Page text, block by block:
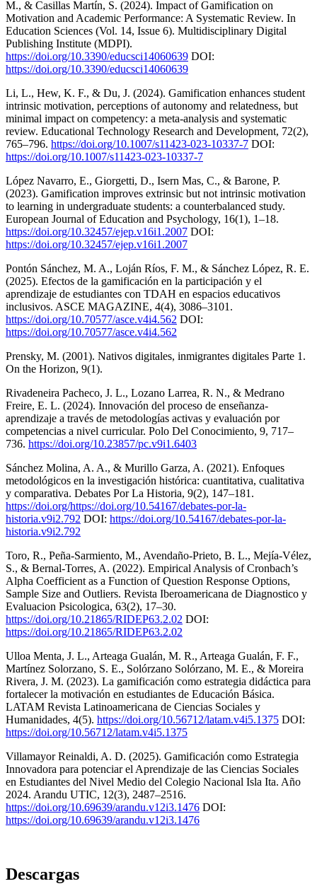
M., & Casillas Martín, S. (2024). Impact of Gamification on
Motivation and Academic Performance: A Systematic Review. In
Education Sciences (Vol. 14, Issue 6). Multidisciplinary Digital
Publishing Institute (MDPI).
https://doi.org/10.3390/educsci14060639 DOI:
https://doi.org/10.3390/educsci14060639
Li, L., Hew, K. F., & Du, J. (2024). Gamification enhances student
intrinsic motivation, perceptions of autonomy and relatedness, but
minimal impact on competency: a meta-analysis and systematic
review. Educational Technology Research and Development, 72(2),
765–796. https://doi.org/10.1007/s11423-023-10337-7 DOI:
https://doi.org/10.1007/s11423-023-10337-7
López Navarro, E., Giorgetti, D., Isern Mas, C., & Barone, P.
(2023). Gamification improves extrinsic but not intrinsic motivation
to learning in undergraduate students: a counterbalanced study.
European Journal of Education and Psychology, 16(1), 1–18.
https://doi.org/10.32457/ejep.v16i1.2007 DOI:
https://doi.org/10.32457/ejep.v16i1.2007
Pontón Sánchez, M. A., Loján Ríos, F. M., & Sánchez López, R. E.
(2025). Efectos de la gamificación en la participación y el
aprendizaje de estudiantes con TDAH en espacios educativos
inclusivos. ASCE MAGAZINE, 4(4), 3086–3101.
https://doi.org/10.70577/asce.v4i4.562 DOI:
https://doi.org/10.70577/asce.v4i4.562
Prensky, M. (2001). Nativos digitales, inmigrantes digitales Parte 1.
On the Horizon, 9(1).
Rivadeneira Pacheco, J. L., Lozano Larrea, R. N., & Medrano
Freire, E. L. (2024). Innovación del proceso de enseñanza-
aprendizaje a través de metodologías activas y evaluación por
competencias a nivel curricular. Polo Del Conocimiento, 9, 717–
736. https://doi.org/10.23857/pc.v9i1.6403
Sánchez Molina, A. A., & Murillo Garza, A. (2021). Enfoques
metodológicos en la investigación histórica: cuantitativa, cualitativa
y comparativa. Debates Por La Historia, 9(2), 147–181.
https://doi.org/https://doi.org/10.54167/debates-por-la-
historia.v9i2.792 DOI: https://doi.org/10.54167/debates-por-la-
historia.v9i2.792
Toro, R., Peña-Sarmiento, M., Avendaño-Prieto, B. L., Mejía-Vélez,
S., & Bernal-Torres, A. (2022). Empirical Analysis of Cronbach’s
Alpha Coefficient as a Function of Question Response Options,
Sample Size and Outliers. Revista Iberoamericana de Diagnostico y
Evaluacion Psicologica, 63(2), 17–30.
https://doi.org/10.21865/RIDEP63.2.02 DOI:
https://doi.org/10.21865/RIDEP63.2.02
Ulloa Menta, J. L., Arteaga Gualán, M. R., Arteaga Gualán, F. F.,
Martínez Solorzano, S. E., Solórzano Solórzano, M. E., & Moreira
Rivera, J. M. (2023). La gamificación como estrategia didáctica para
fortalecer la motivación en estudiantes de Educación Básica.
LATAM Revista Latinoamericana de Ciencias Sociales y
Humanidades, 4(5). https://doi.org/10.56712/latam.v4i5.1375 DOI:
https://doi.org/10.56712/latam.v4i5.1375
Villamayor Reinaldi, A. D. (2025). Gamificación como Estrategia
Innovadora para potenciar el Aprendizaje de las Ciencias Sociales
en Estudiantes del Nivel Medio del Colegio Nacional Isla Ita. Año
2024. Arandu UTIC, 12(3), 2487–2516.
https://doi.org/10.69639/arandu.v12i3.1476 DOI:
https://doi.org/10.69639/arandu.v12i3.1476
Descargas